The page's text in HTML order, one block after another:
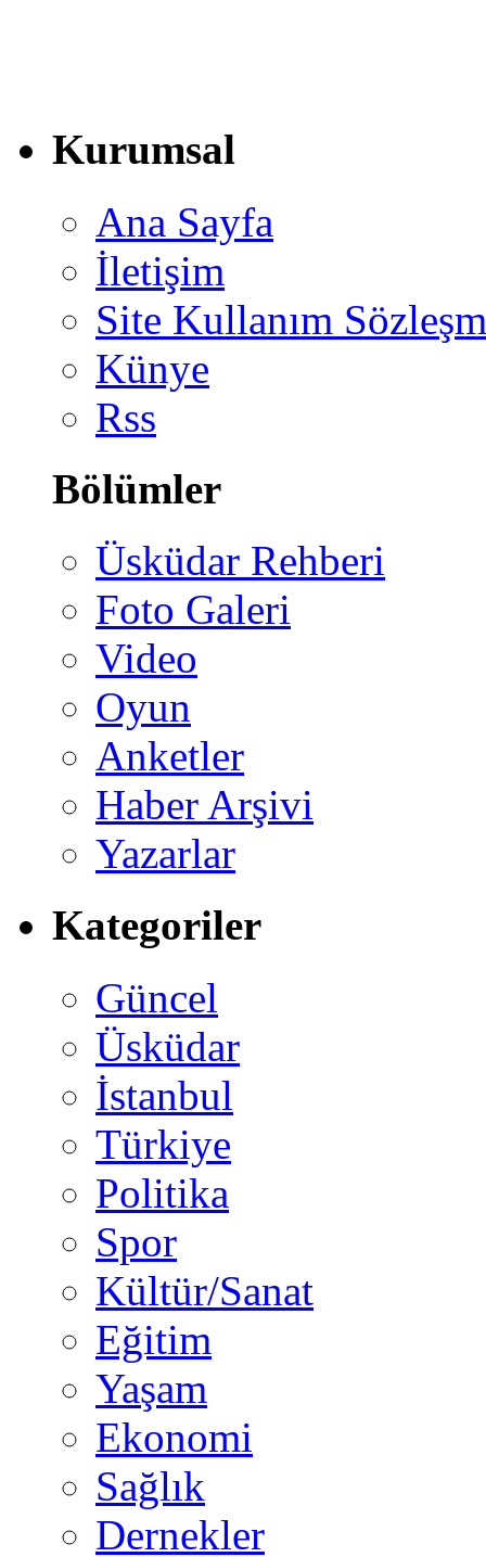
Kurumsal
Ana Sayfa
İletişim
Site Kullanım
Künye
Rss
Bölümler
Üsküdar Rehberi
Foto Galeri
Video
Oyun
Anketler
Haber Arşivi
Yazarlar
Kategoriler
Güncel
Üsküdar
İstanbul
Türkiye
Politika
Spor
Kültür/Sanat
Eğitim
Yaşam
Ekonomi
Sağlık
Dernekler